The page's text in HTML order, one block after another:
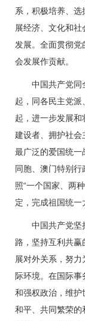
系，积极培养、
展经济、文化和
发展。全面贯彻
会发展作贡献。
中国共产党同全
起，同各民主党
起，进一步发展
建设者、拥护社会
最广泛的爱国统一
同胞、澳门特别
照“一个国家、两
定，完成祖国统一
中国共产党坚持
路，坚持互利共
展对外关系，努
际环境。在国际
和强权政治，维护
和平、共同繁荣的